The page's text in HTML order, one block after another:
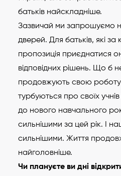
батьків найскладніше.
Зазвичай ми запрошуємо
дверей. Для батьків, які
пропозиція приєднатися
відповідних рішень. Що б
продовжують свою
турбуються про своїх учнів
до нового навчального
сильнішими за цей рік. І
сильнішими. Життя
найголовніше.
Чи плануєте ви дні